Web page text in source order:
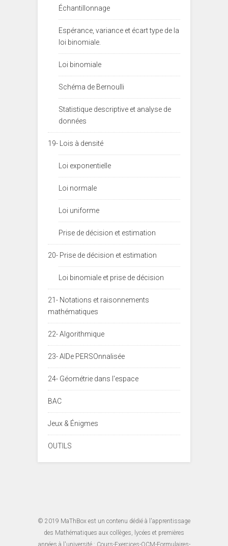
Échantillonnage
Espérance, variance et écart type de la
loi binomiale.
Loi binomiale
Schéma de Bernoulli
Statistique descriptive et analyse de
données
19- Lois à densité
Loi exponentielle
Loi normale
Loi uniforme
Prise de décision et estimation
20- Prise de décision et estimation
Loi binomiale et prise de décision
21- Notations et raisonnements
mathématiques
22- Algorithmique
23- AIDe PERSOnnalisée
24- Géométrie dans l'espace
BAC
Jeux & Énigmes
OUTILS
© 2019 MaThBox est un contenu dédié à l'apprentissage
des Mathématiques aux collèges, lycées et premières
années à l'université : Cours-Exercices-QCM-Formulaires-